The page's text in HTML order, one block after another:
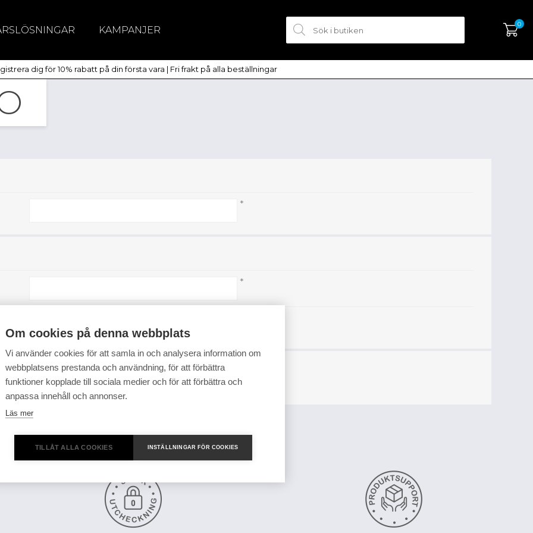
KAMPANJER
0
dig för 10% rabatt på din första vara | Fri frakt på alla beställningar
*
*
Om cookies på denna webbplats
Vi använder cookies för att samla in och analysera information om
webbplatsens prestanda och användning, för att förbättra
funktioner kopplade till sociala medier och för att förbättra och
anpassa innehåll och annonser.
Läs mer
TILLÅT ALLA COOKIES INSTÄLLNINGAR FÖR COOKIES